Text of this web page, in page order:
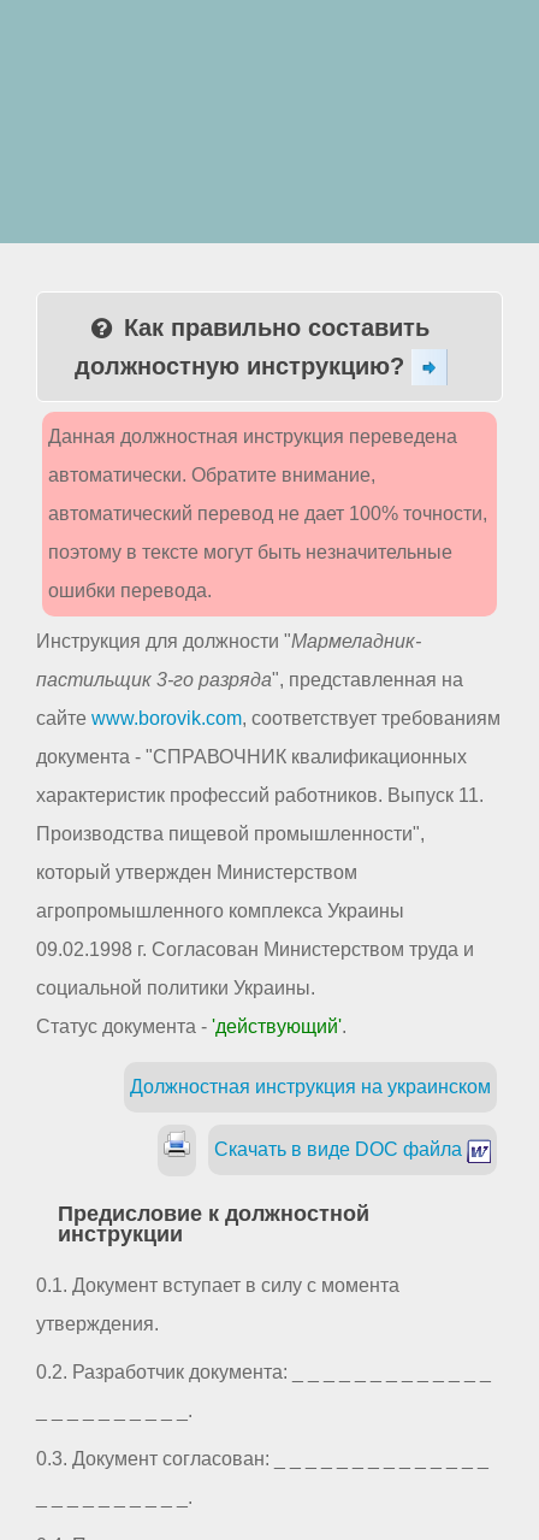
Как правильно составить
должностную инструкцию?
Данная должностная инструкция переведена
автоматически. Обратите внимание,
автоматический перевод не дает 100% точности,
поэтому в тексте могут быть незначительные
ошибки перевода.
Инструкция для должности "Мармеладник-
пастильщик 3-го разряда", представленная на
сайте www.borovik.com, соответствует требованиям
документа - "СПРАВОЧНИК квалификационных
характеристик профессий работников. Выпуск 11.
Производства пищевой промышленности",
который утвержден Министерством
агропромышленного комплекса Украины
09.02.1998 г. Согласован Министерством труда и
социальной политики Украины.
Статус документа - 'действующий'.
Должностная инструкция на украинском
Скачать в виде DOC файла
Предисловие к должностной
инструкции
0.1. Документ вступает в силу с момента
утверждения.
0.2. Разработчик документа: _ _ _ _ _ _ _ _ _ _ _ _ _
_ _ _ _ _ _ _ _ _ _.
0.3. Документ согласован: _ _ _ _ _ _ _ _ _ _ _ _ _ _
_ _ _ _ _ _ _ _ _ _.